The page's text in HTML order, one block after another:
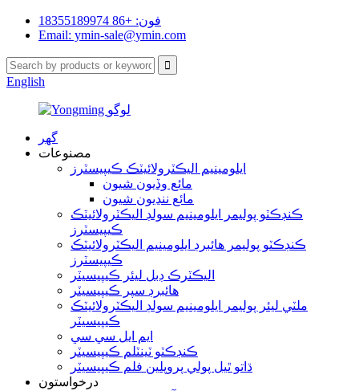
فون: +86 18355189974
Email: ymin-sale@ymin.com
English
گھر
مصنوعات
ايلومينيم اليڪٽرولائيٽڪ ڪيپيسٽرز
مائع وڏيون شيون
مائع ننڍيون شيون
ڪنڊڪٽو پوليمر ايلومينيم سولڊ اليڪٽرولائيٽڪ
ڪيپيسٽرز
ڪنڊڪٽو پوليمر هائبرڊ ايلومينيم اليڪٽرولائيٽڪ
ڪيپيسٽرز
اليڪٽرڪ ڊبل ليئر ڪيپيسيٽر
هائبرڊ سپر ڪيپيسيٽر
ملٽي ليئر پوليمر ايلومينيم سولڊ اليڪٽرولائيٽڪ
ڪيپيسيٽر
ايم ايل سي سي
ڪنڊڪٽو ٽينٽلم ڪيپيسيٽر
ڌاتو ٿيل پولي پروپلين فلم ڪيپيسيٽر
درخواستون